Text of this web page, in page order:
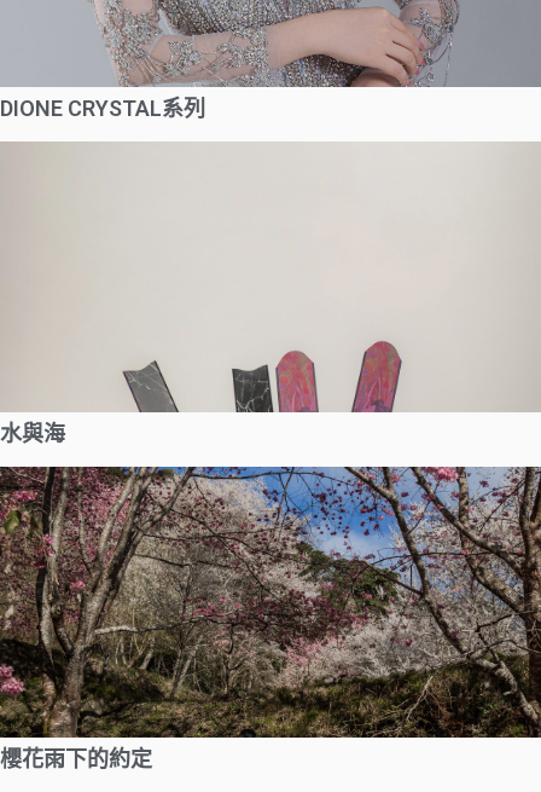
DIONE CRYSTAL系列
水與海
櫻花雨下的約定